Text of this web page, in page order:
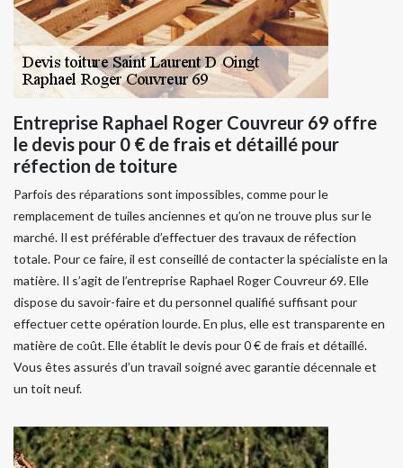
Entreprise Raphael Roger Couvreur 69 offre
le devis pour 0 € de frais et détaillé pour
réfection de toiture
Parfois des réparations sont impossibles, comme pour le
remplacement de tuiles anciennes et qu’on ne trouve plus sur le
marché. Il est préférable d’effectuer des travaux de réfection
totale. Pour ce faire, il est conseillé de contacter la spécialiste en la
matière. Il s’agit de l’entreprise Raphael Roger Couvreur 69. Elle
dispose du savoir-faire et du personnel qualifié suffisant pour
effectuer cette opération lourde. En plus, elle est transparente en
matière de coût. Elle établit le devis pour 0 € de frais et détaillé.
Vous êtes assurés d’un travail soigné avec garantie décennale et
un toit neuf.